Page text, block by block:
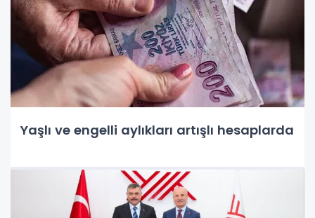
Yaşlı ve engelli aylıkları artışlı hesaplarda